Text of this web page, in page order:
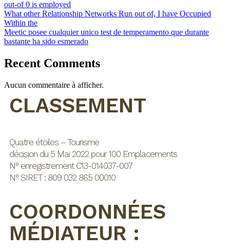
out-of 0 is employed
What other Relationship Networks Run out of, I have Occupied
Within the
Meetic posee cualquier unico test de temperamento que durante
bastante ha sido esmerado
Recent Comments
Aucun commentaire à afficher.
CLASSEMENT
Quatre étoiles – Tourisme
décision du 5 Mai 2022 pour 100 Emplacements
N° enregistrement C13-014037-007
N° SIRET : 809 032 865 00010
COORDONNÉES
MÉDIATEUR :